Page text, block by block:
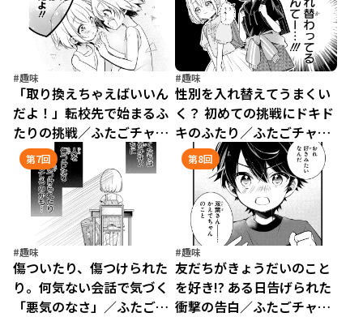
#趣味
「取り換えちゃえばいいん
だよ！」転校先で始まるふ
たりの挑戦／ふたごチャレ
ンジ！（5）
#趣味
性別を入れ替えてうまくい
く？ 初めての挑戦にドキド
キのふたり／ふたごチャレ
ンジ！（6）
第7回
#趣味
傷ついたり、傷つけられた
り。何気ない会話で気づく
「悪気のなさ」／ふたごチ
第8回
#趣味
友だちがきょうだいのこと
を好き!? ある日告げられた
衝撃の告白／ふたごチャレ